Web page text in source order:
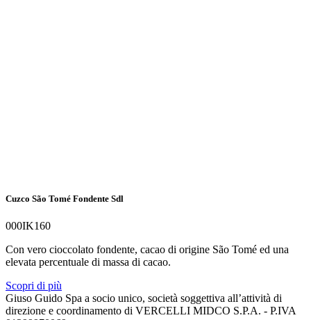
Cuzco São Tomé Fondente Sdl
000IK160
Con vero cioccolato fondente, cacao di origine São Tomé ed una
elevata percentuale di massa di cacao.
Scopri di più
Giuso Guido Spa a socio unico, società soggettiva all’attività di
direzione e coordinamento di VERCELLI MIDCO S.P.A. - P.IVA